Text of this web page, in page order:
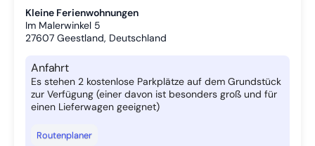
Kleine Ferienwohnungen
Im Malerwinkel 5
27607 Geestland, Deutschland
Anfahrt
Es stehen 2 kostenlose Parkplätze auf dem Grundstück
zur Verfügung (einer davon ist besonders groß und für
einen Lieferwagen geeignet)
Routenplaner